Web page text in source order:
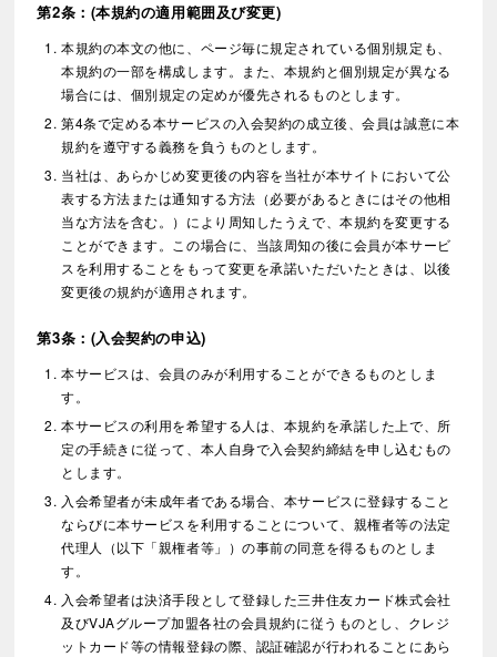
第2条：(本規約の適用範囲及び変更)
本規約の本文の他に、ページ毎に規定されている個別規定も、
本規約の一部を構成します。また、本規約と個別規定が異なる
場合には、個別規定の定めが優先されるものとします。
第4条で定める本サービスの入会契約の成立後、会員は誠意に本
規約を遵守する義務を負うものとします。
当社は、あらかじめ変更後の内容を当社が本サイトにおいて公
表する方法または通知する方法（必要があるときにはその他相
当な方法を含む。）により周知したうえで、本規約を変更する
ことができます。この場合に、当該周知の後に会員が本サービ
スを利用することをもって変更を承諾いただいたときは、以後
変更後の規約が適用されます。
第3条：(入会契約の申込)
本サービスは、会員のみが利用することができるものとしま
す。
本サービスの利用を希望する人は、本規約を承諾した上で、所
定の手続きに従って、本人自身で入会契約締結を申し込むもの
とします。
入会希望者が未成年者である場合、本サービスに登録すること
ならびに本サービスを利用することについて、親権者等の法定
代理人（以下「親権者等」）の事前の同意を得るものとしま
す。
入会希望者は決済手段として登録した三井住友カード株式会社
及びVJAグループ加盟各社の会員規約に従うものとし、クレジ
ットカード等の情報登録の際、認証確認が行われることにあら